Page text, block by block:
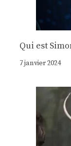
Qui est
7 janvier 2024